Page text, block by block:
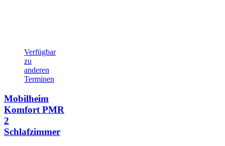
Verfügbar
zu
anderen
Terminen
Mobilheim
Komfort PMR
2
Schlafzimmer